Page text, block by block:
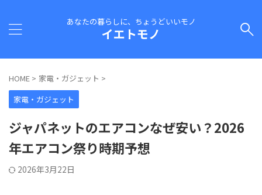
あなたの暮らしに、ちょうどいいモノ
イエトモノ
HOME > 家電・ガジェット >
家電・ガジェット
ジャパネットのエアコンなぜ安い？2026
年エアコン祭り時期予想
2026年3月22日